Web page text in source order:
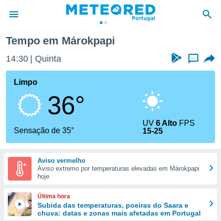
da
foi
fornecidas
a este
das
e
forma
digital
Tempo em Márokpapi
14:30 Quinta ...
Limpo
36°
Sensação de 35°
UV6 Alto FPS
15-25
Aviso vermelho
Aviso extremo por temperaturas elevadas em Márokpapi
hoje
Última hora
Subida das temperaturas, poeiras do Saara e
chuva: datas e zonas mais afetadas em Portugal